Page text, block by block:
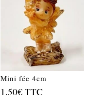
Mini fée 4cm
1.50€ TTC